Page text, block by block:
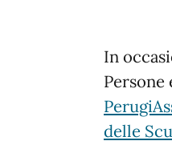
In
Persone
delle